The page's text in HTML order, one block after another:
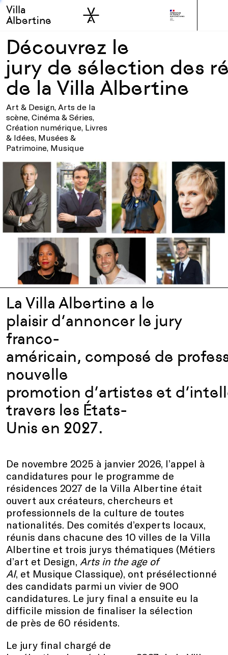
Skip to main
Skip to sidebar
Villa
Albertine
Découvrez le
jury de sélection des
de la Villa Albertine
Art & Design, Arts de la
scène, Cinéma & Séries,
Création numérique, Livres
& Idées, Musées &
Patrimoine, Musique
La Villa Albertine a le
plaisir d’annoncer le jury
franco-
américain, composé de
nouvelle
promotion d’artistes et
travers les États-
Unis en 2027.
De novembre 2025 à janvier 2026, l’appel à
candidatures pour le programme de
résidences 2027 de la Villa Albertine était
ouvert aux créateurs, chercheurs et
professionnels de la culture de toutes
nationalités. Des comités d’experts locaux,
réunis dans chacune des 10 villes de la Villa
Albertine et trois jurys thématiques (Métiers
d’art et Design, Arts in the age of
AI, et Musique Classique), ont présélectionné
des candidats parmi un vivier de 900
candidatures. Le jury final a ensuite eu la
difficile mission de finaliser la sélection
de près de 60 résidents.
Le jury final chargé de